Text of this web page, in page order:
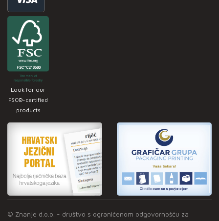
Look for our
FSC®-certified
products
© Znanje d.o.o. - društvo s ograničenom odgovornošću za